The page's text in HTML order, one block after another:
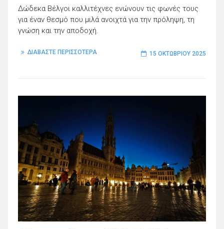
Δώδεκα Βέλγοι καλλιτέχνες ενώνουν τις φωνές τους
για έναν θεσμό που μιλά ανοιχτά για την πρόληψη, τη
γνώση και την αποδοχή.
ΔΙΑΒΑΣΤΕ ΠΕΡΙΣΣΟΤΕΡΑ 15 ΟΚΤΩΒΡΊΟΥ 2025